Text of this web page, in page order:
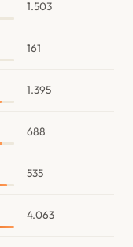
1.503
161
1.395
688
535
4.063